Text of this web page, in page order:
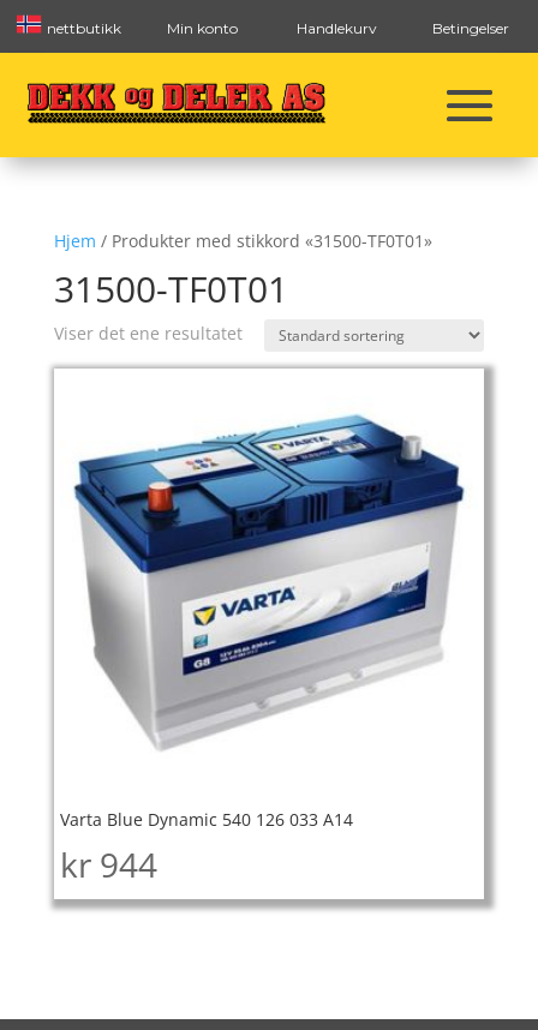
nettbutikk Min konto Handlekurv Betingelser
Hjem / Produkter med stikkord «31500-TF0T01»
31500-TF0T01
Viser det ene resultatet
Varta Blue Dynamic 540 126 033 A14
kr 944